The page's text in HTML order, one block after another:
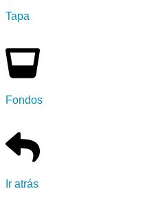
Tapa
Fondos
Ir atrás